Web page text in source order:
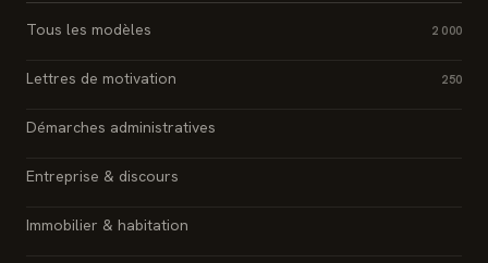
Tous les modèles 2 000
Lettres de motivation 250
Démarches administratives
Entreprise & discours
Immobilier & habitation